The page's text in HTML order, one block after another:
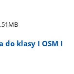
klasy I OSM I